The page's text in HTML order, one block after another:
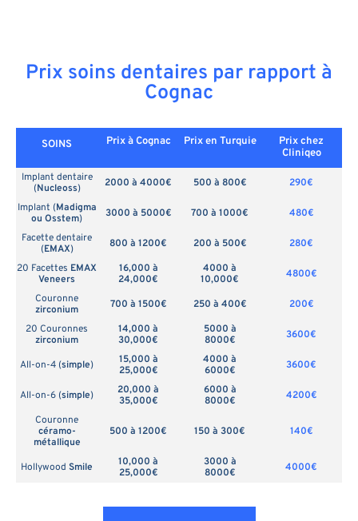
Prix soins dentaires par rapport à
Cognac
SOINS Prix à Cognac Prix en Turquie
Prix chez
Cliniqeo
Implant dentaire
(Nucleoss) 2000 à 4000€ 500 à 800€
290€
Implant (Madigma
ou Osstem) 3000 à 5000€ 700 à 1000€
480€
Facette dentaire
(EMAX) 800 à 1200€ 200 à 500€
280€
20 Facettes EMAX
Veneers
16,000 à
24,000€
4000 à
10,000€
4800€
Couronne
zirconium
700 à 1500€ 250 à 400€
200€
20 Couronnes
zirconium
14,000 à
30,000€
5000 à
8000€
3600€
All-on-4 (simple)
15,000 à
25,000€
4000 à
6000€
3600€
All-on-6 (simple)
20,000 à
35,000€
6000 à
8000€
4200€
Couronne
céramo-
métallique
500 à 1200€ 150 à 300€ 140€
Hollywood Smile
10,000 à
25,000€
3000 à
8000€
4000€